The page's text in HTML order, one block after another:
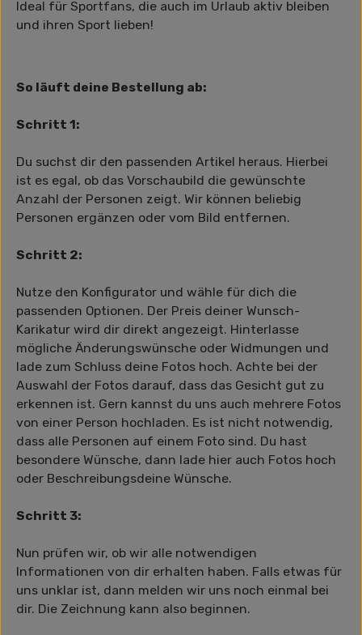
Ideal für Sportfans, die auch im Urlaub aktiv bleiben
und ihren Sport lieben!
So läuft deine Bestellung ab:
Schritt 1:
Du suchst dir den passenden Artikel heraus. Hierbei
ist es egal, ob das Vorschaubild die gewünschte
Anzahl der Personen zeigt. Wir können beliebig
Personen ergänzen oder vom Bild entfernen.
Schritt 2:
Nutze den Konfigurator und wähle für dich die
passenden Optionen. Der Preis deiner Wunsch-
Karikatur wird dir direkt angezeigt. Hinterlasse
mögliche Änderungswünsche oder Widmungen und
lade zum Schluss deine Fotos hoch. Achte bei der
Auswahl der Fotos darauf, dass das Gesicht gut zu
erkennen ist. Gern kannst du uns auch mehrere Fotos
von einer Person hochladen. Es ist nicht notwendig,
dass alle Personen auf einem Foto sind. Du hast
besondere Wünsche, dann lade hier auch Fotos hoch
oder Beschreibungsdeine Wünsche.
Schritt 3:
Nun prüfen wir, ob wir alle notwendigen
Informationen von dir erhalten haben. Falls etwas für
uns unklar ist, dann melden wir uns noch einmal bei
dir. Die Zeichnung kann also beginnen.